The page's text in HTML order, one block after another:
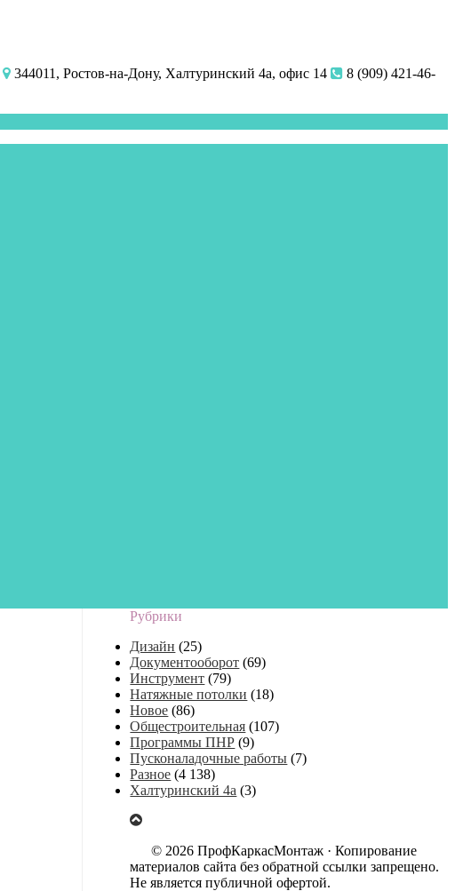
344011, Ростов-на-Дону, Халтуринский 4а, офис 14
8 (909) 421-46-
Рубрики
Дизайн (25)
Документооборот (69)
Инструмент (79)
Натяжные потолки (18)
Новое (86)
Общестроительная (107)
Программы ПНР (9)
Пусконаладочные работы (7)
Разное (4 138)
Халтуринский 4а (3)
© 2026 ПрофКаркасМонтаж · Копирование
материалов сайта без обратной ссылки запрещено.
Не является публичной офертой.